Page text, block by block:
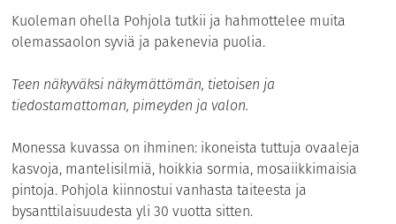
Kuoleman ohella Pohjola tutkii ja hahmottelee muita
olemassaolon syviä ja pakenevia puolia.
Teen näkyväksi näkymättömän, tietoisen ja
tiedostamattoman, pimeyden ja valon.
Monessa kuvassa on ihminen: ikoneista tuttuja ovaaleja
kasvoja, mantelisilmiä, hoikkia sormia, mosaiikkimaisia
pintoja. Pohjola kiinnostui vanhasta taiteesta ja
bysanttilaisuudesta yli 30 vuotta sitten.